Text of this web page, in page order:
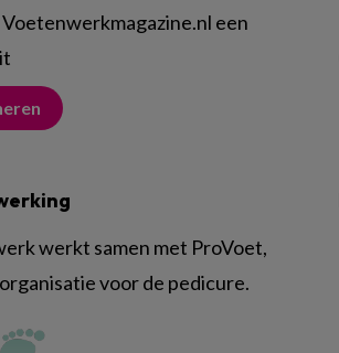
een
werkt samen met ProVoet,
voor de pedicure.